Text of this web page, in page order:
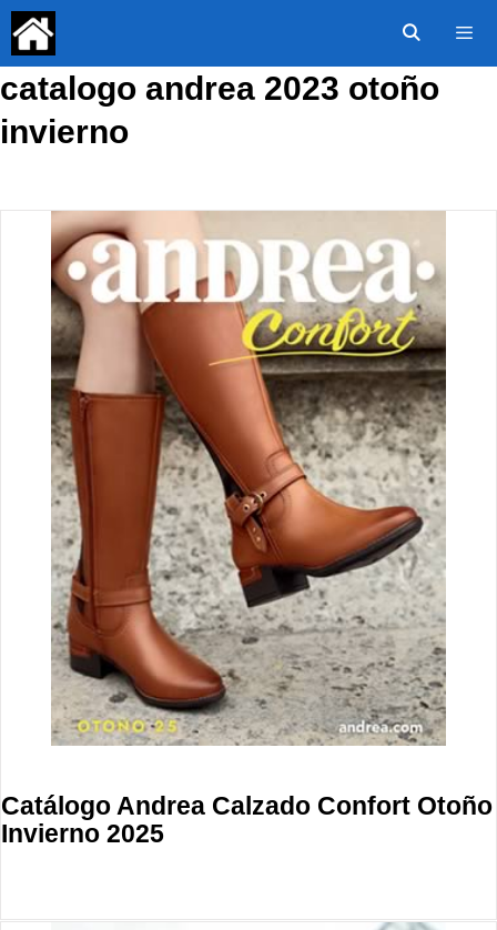
Saltar
contenido
catalogo andrea 2023 otoño
invierno
Catálogo Andrea Calzado Confort Otoño
Invierno 2025